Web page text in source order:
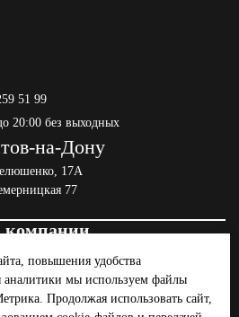
на-Дону
17А
77
51 99
20:00 без выходных
Обувь
Ателье
костюмы
повышения удобства
аналитики мы используем файлы
Продолжая использовать сайт,